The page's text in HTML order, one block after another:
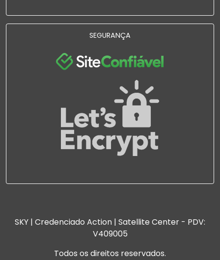
SEGURANÇA
SKY | Credenciado Action | Satellite Center - PDV:
V409005
Todos os direitos reservados.